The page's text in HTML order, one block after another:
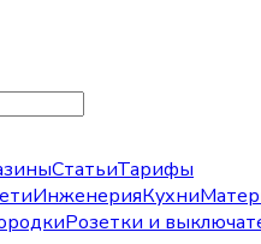
СтатьиТарифы
ИнженерияКухни
Розетки и